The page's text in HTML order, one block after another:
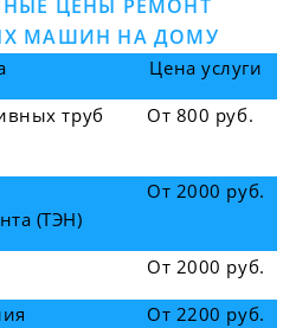
ЦЕНЫ РЕМОНТ
МАШИН НА ДОМУ
Цена услуги
труб
От 800 руб.
(ТЭН)
От 2000 руб.
От 2000 руб.
От 2200 руб.